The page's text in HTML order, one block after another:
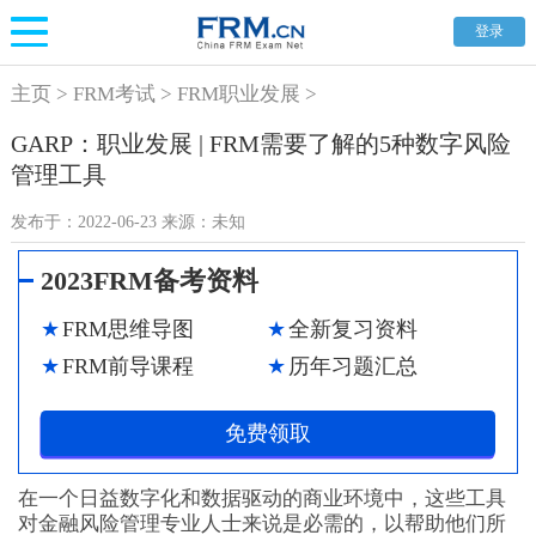
登录
主页> FRM考试 > FRM职业发展 >
GARP：职业发展 | FRM需要了解的5种数字风险
管理工具
发布于： 2022-06-23来源： 未知
2023FRM备考资料
FRM思维导图
全新复习资料
FRM前导课程
历年习题汇总
免费领取
在一个日益数字化和数据驱动的商业环境中，这些工具
对金融风险管理专业人士来说是必需的，以帮助他们所